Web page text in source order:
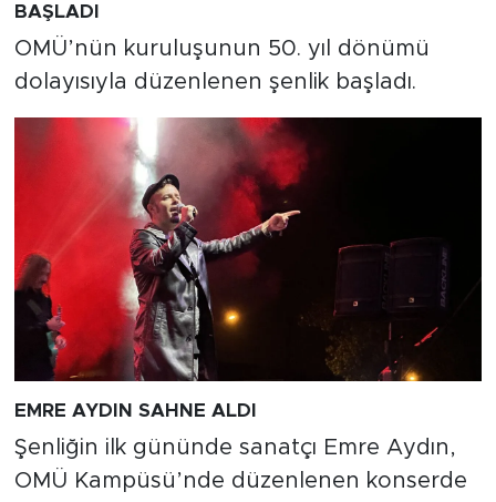
BAŞLADI
OMÜ’nün kuruluşunun 50. yıl dönümü
dolayısıyla düzenlenen şenlik başladı.
EMRE AYDIN SAHNE ALDI
Şenliğin ilk gününde sanatçı Emre Aydın,
OMÜ Kampüsü’nde düzenlenen konserde